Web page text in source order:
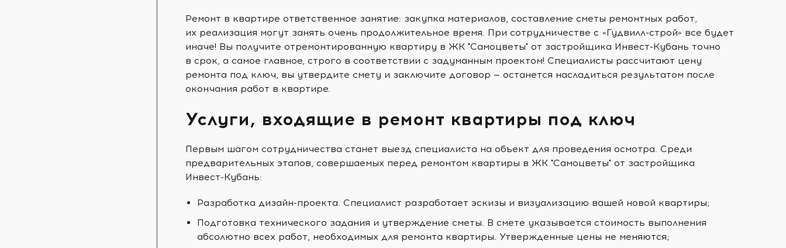
Ремонт в квартире ответственное занятие: закупка материалов, составление сметы ремонтных работ,
их реализация могут занять очень продолжительное время. При сотрудничестве с «Гудвилл-строй» все будет
иначе! Вы получите отремонтированную квартиру в ЖК "Самоцветы" от застройщика Инвест-Кубань точно
в срок, а самое главное, строго в соответствии с задуманным проектом! Специалисты рассчитают цену
ремонта под ключ, вы утвердите смету и заключите договор — останется насладиться результатом после
окончания работ в квартире.
Услуги, входящие в ремонт квартиры под ключ
Первым шагом сотрудничества станет выезд специалиста на объект для проведения осмотра. Среди
предварительных этапов, совершаемых перед ремонтом квартиры в ЖК "Самоцветы" от застройщика
Инвест-Кубань:
Разработка дизайн-проекта. Специалист разработает эскизы и визуализацию вашей новой квартиры;
Подготовка технического задания и утверждение сметы. В смете указывается стоимость выполнения
абсолютно всех работ, необходимых для ремонта квартиры. Утвержденные цены не меняются;